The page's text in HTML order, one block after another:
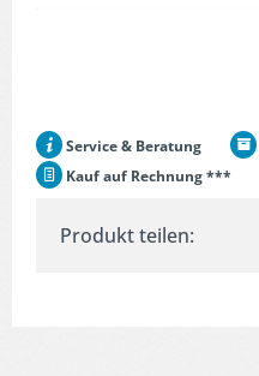
Service & Beratung
Kauf auf Rechnung ***
Produkt teilen: